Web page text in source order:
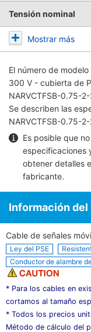
Tensión nominal
Mostrar más
El número de modelo
300 V - cubierta de
NARVCTFSB-0.75-2-
Se describen las
NARVCTFSB-0.75-2-
Es posible que
especificaciones
obtener detalles
fabricante.
Información
Cable de señales
Ley del PSE
Conductor de alambre
* Para los cables en
cortamos al tamaño
* Todos los precios
Método de cálculo del